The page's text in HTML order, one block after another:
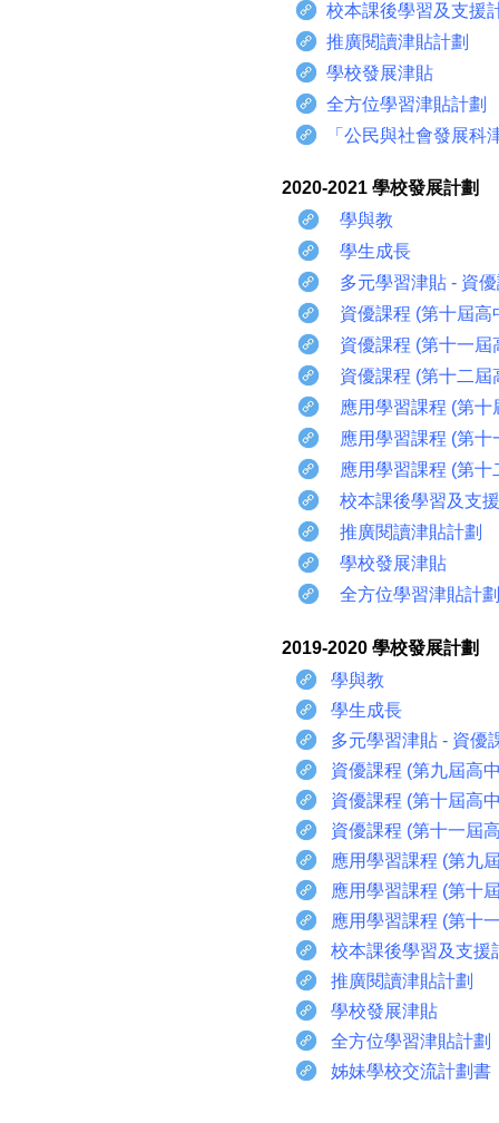
校本課後學習及支援
推廣閱讀津貼計劃
學校發展津貼
全方位學習津貼計劃
「公民與社會發展科
2020-2021 學校發展計劃
學與教
學生成長
多元學習津貼 - 資
資優課程 (第十屆高
資優課程 (第十一屆
資優課程 (第十二屆
應用學習課程 (第十
應用學習課程 (第十
應用學習課程 (第十
校本課後學習及支
推廣閱讀津貼計劃
學校發展津貼
全方位學習津貼計劃
2019-2020 學校發展計劃
學與教
學生成長
多元學習津貼 - 資優
資優課程 (第九屆高
資優課程 (第十屆高
資優課程 (第十一屆
應用學習課程 (第九
應用學習課程 (第十
應用學習課程 (第十
校本課後學習及支援
推廣閱讀津貼計劃
學校發展津貼
全方位學習津貼計劃
姊妹學校交流計劃書